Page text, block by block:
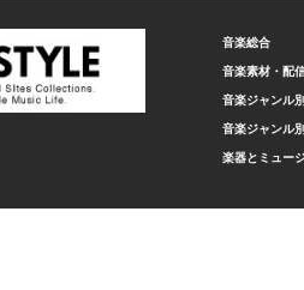
音楽総合
音楽素材・配
音楽ジャンル
音楽ジャンル
楽器とミュー